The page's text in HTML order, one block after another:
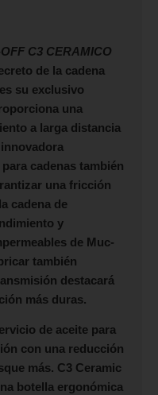
C3 CERAMICO
de la cadena
su exclusivo
una
a larga distancia
cadenas también
una fricción
cadena de
y
de Muc-
también
destacará
más duras.
de aceite para
con una reducción
más. C3 Ceramic
botella ergonómica